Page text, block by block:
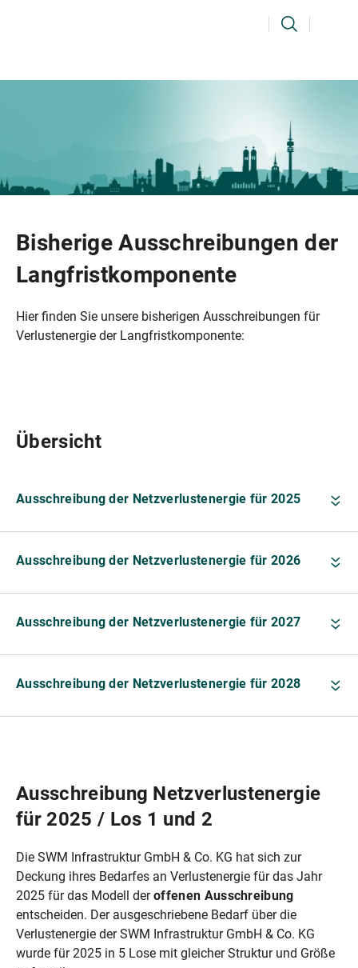
Suchen
Bisherige Ausschreibungen der
Langfristkomponente
Hier finden Sie unsere bisherigen Ausschreibungen für
Verlustenergie der Langfristkomponente:
Übersicht
Ausschreibung der Netzverlustenergie für 2025
Ausschreibung der Netzverlustenergie für 2026
Ausschreibung der Netzverlustenergie für 2027
Ausschreibung der Netzverlustenergie für 2028
Ausschreibung Netzverlustenergie
für 2025 / Los 1 und 2
Die SWM Infrastruktur GmbH & Co. KG hat sich zur
Deckung ihres Bedarfes an Verlustenergie für das Jahr
2025 für das Modell deroffenen Ausschreibung
entscheiden. Der ausgeschriebene Bedarf über die
Verlustenergie der SWM Infrastruktur GmbH & Co. KG
wurde für 2025 in 5 Lose mit gleicher Struktur und Größe